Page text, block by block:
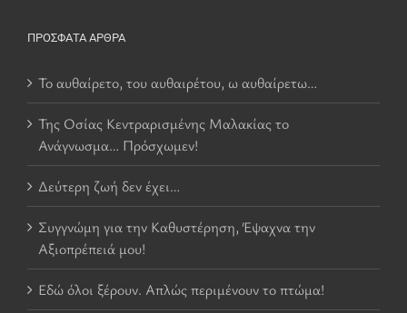
ΠΡΌΣΦΑΤΑ ΆΡΘΡΑ
Το αυθαίρετο, του αυθαιρέτου, ω αυθαίρετω…
Της Οσίας Κεντραρισμένης Μαλακίας το
Ανάγνωσμα… Πρόσχωμεν!
Δεύτερη ζωή δεν έχει…
Συγγνώμη για την Καθυστέρηση, Έψαχνα την
Αξιοπρέπειά μου!
Εδώ όλοι ξέρουν. Απλώς περιμένουν το πτώμα!